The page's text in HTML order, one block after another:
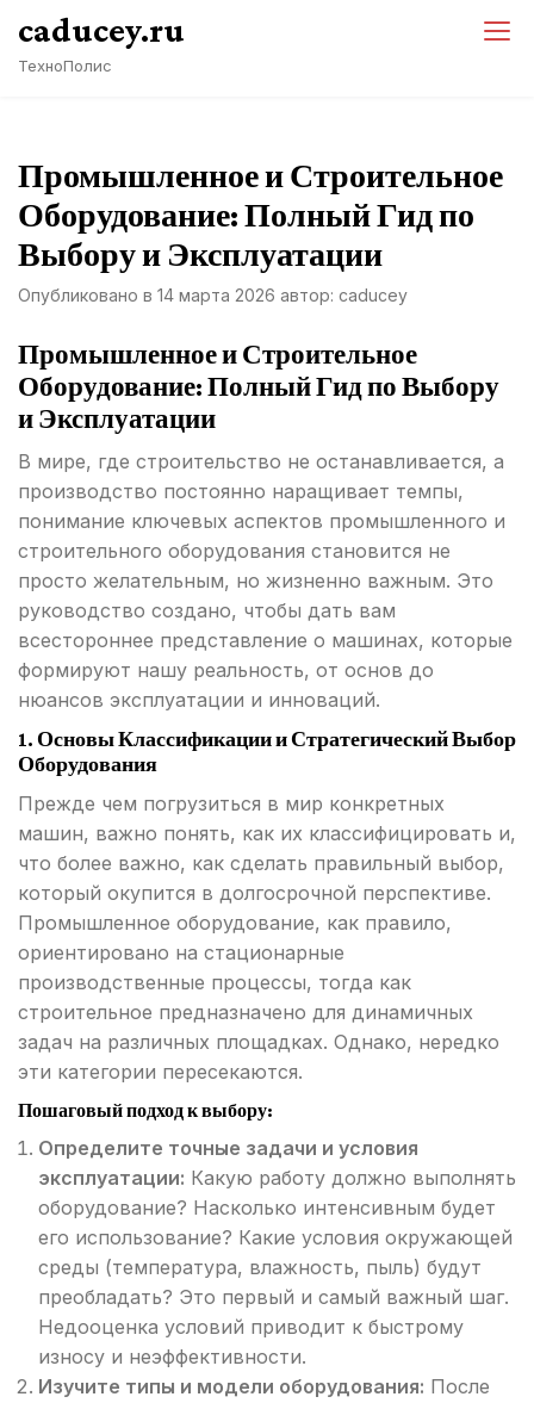
Перейти
содержимому
caducey.ru
ТехноПолис
Промышленное и Строительное
Оборудование: Полный Гид по
Выбору и Эксплуатации
Опубликовано в 14 марта 2026 автор: caducey
Промышленное и Строительное
Оборудование: Полный Гид по Выбору
и Эксплуатации
В мире, где строительство не останавливается, а
производство постоянно наращивает темпы,
понимание ключевых аспектов промышленного и
строительного оборудования становится не
просто желательным, но жизненно важным. Это
руководство создано, чтобы дать вам
всестороннее представление о машинах, которые
формируют нашу реальность, от основ до
нюансов эксплуатации и инноваций.
1. Основы Классификации и Стратегический Выбор
Оборудования
Прежде чем погрузиться в мир конкретных
машин, важно понять, как их классифицировать и,
что более важно, как сделать правильный выбор,
который окупится в долгосрочной перспективе.
Промышленное оборудование, как правило,
ориентировано на стационарные
производственные процессы, тогда как
строительное предназначено для динамичных
задач на различных площадках. Однако, нередко
эти категории пересекаются.
Пошаговый подход к выбору:
Определите точные задачи и условия
эксплуатации: Какую работу должно выполнять
оборудование? Насколько интенсивным будет
его использование? Какие условия окружающей
среды (температура, влажность, пыль) будут
преобладать? Это первый и самый важный шаг.
Недооценка условий приводит к быстрому
износу и неэффективности.
Изучите типы и модели оборудования: После